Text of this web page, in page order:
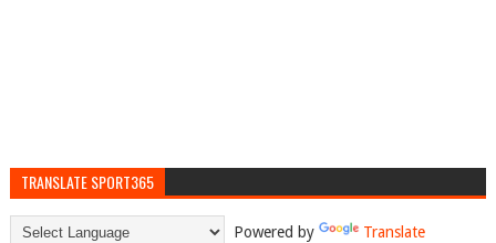
TRANSLATE SPORT365
Powered by Translate